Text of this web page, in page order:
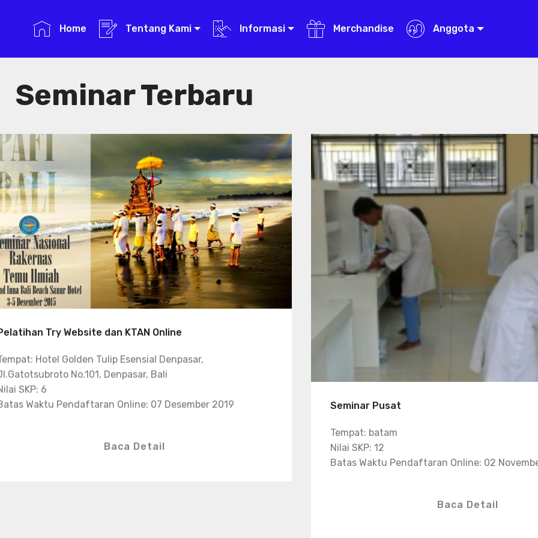
Home Tentang Kami Informasi Merchandise Anggota
Seminar Terbaru
Try Website dan KTAN Online
Hotel Golden Tulip Esensial Denpasar,
No.101, Denpasar, Bali
SKP: 6
Waktu Pendaftaran Online: 07 Desember 2019
Baca Detail
Seminar Pusat
Tempat: batam
Nilai SKP: 12
Batas Waktu Pendaftaran Online: 02
Baca Detail